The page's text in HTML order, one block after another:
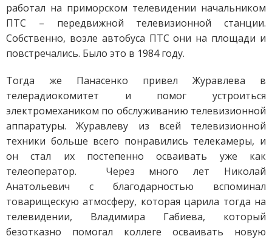
работал на приморском телевидении начальником
ПТС – передвижной телевизионной станции.
Собственно, возле автобуса ПТС они на площади и
повстречались. Было это в 1984 году.
Тогда же Панасенко привел Журавлева в
телерадиокомитет и помог устроиться
электромехаником по обслуживанию телевизионной
аппаратуры. Журавлеву из всей телевизионной
техники больше всего понравились телекамеры, и
он стал их постепенно осваивать уже как
телеоператор. Через много лет Николай
Анатольевич с благодарностью вспоминал
товарищескую атмосферу, которая царила тогда на
телевидении, Владимира Габиева, который
безотказно помогал коллеге осваивать новую